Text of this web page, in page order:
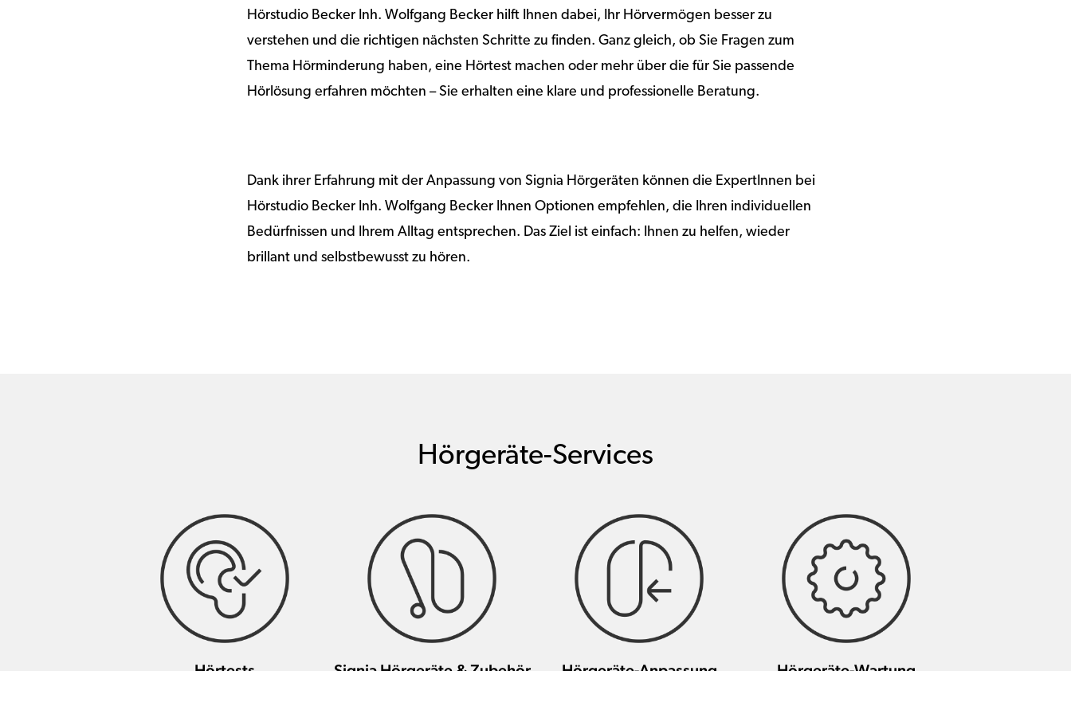
Hörstudio Becker Inh. Wolfgang Becker hilft Ihnen dabei, Ihr Hörvermögen besser zu
verstehen und die richtigen nächsten Schritte zu finden. Ganz gleich, ob Sie Fragen zum
Thema Hörminderung haben, eine Hörtest machen oder mehr über die für Sie passende
Hörlösung erfahren möchten – Sie erhalten eine klare und professionelle Beratung.
Dank ihrer Erfahrung mit der Anpassung von Signia Hörgeräten können die ExpertInnen bei
Hörstudio Becker Inh. Wolfgang Becker Ihnen Optionen empfehlen, die Ihren individuellen
Bedürfnissen und Ihrem Alltag entsprechen. Das Ziel ist einfach: Ihnen zu helfen, wieder
brillant und selbstbewusst zu hören.
Hörgeräte-Services
Hörtests Signia Hörgeräte & Zubehör Hörgeräte-Anpassung Hörgeräte-Wartung